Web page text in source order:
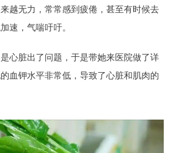
越无力，常常感到疲倦，甚至有时候去
速，气喘吁吁。
心脏出了问题，于是带她来医院做了详
血钾水平非常低，导致了心脏和肌肉的